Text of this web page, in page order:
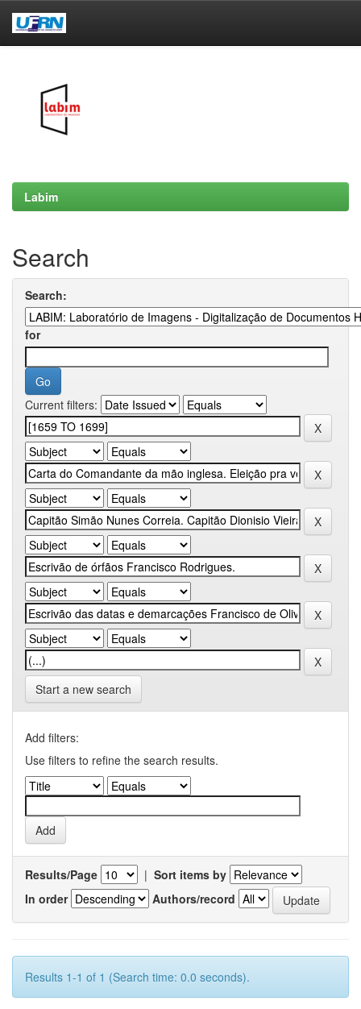
Labim
Search
Search:
for
Current filters:
Start a new search
Add filters:
Use filters to refine the search results.
Results/Page | Sort items by
In order
Authors/record
Results 1-1 of 1 (Search time: 0.0 seconds).